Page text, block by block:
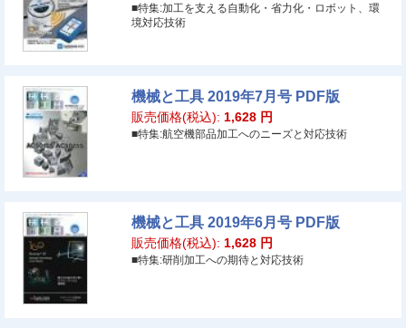
■特集:加工を支える自動化・省力化・ロボット、環
境対応技術
機械と工具 2019年7月号 PDF版
販売価格(税込): 1,628 円
■特集:航空機部品加工へのニーズと対応技術
機械と工具 2019年6月号 PDF版
販売価格(税込): 1,628 円
■特集:研削加工への期待と対応技術